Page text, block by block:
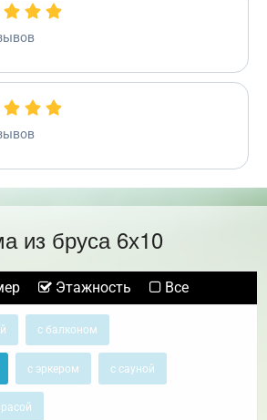
из бруса 6х10
Этажность Все
с балконом
с эркером с сауной